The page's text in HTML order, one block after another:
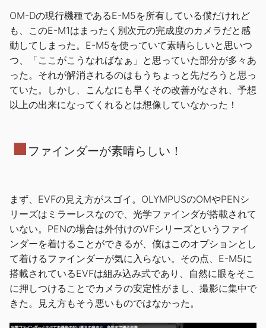
OM-Dの現行機種であるE-M5を所有している僕だけれど
も、このE-M1はまったく別次元の完成度のカメラだと感
動してしまった。E-M5を使っていて素晴らしいと思いつ
つ、「ここがこうなればなぁ」と思っていた部分が多々あ
った。それが解消されるのはもうちょっと先だろうと思っ
ていた。しかし、こんなにも早くその改善がなされ、予想
以上の出来になってくれるとは想像していなかった！
■ ファインダーが素晴らしい！
まず、EVFの見え方がスゴイ。OLYMPUSのOMやPENシ
リーズはミラーレスなので、光学ファインダが搭載されて
いない。PENの場合は外付けのVFシリーズというファイ
ンダーを着けることができるが、僕はこのオプションとし
て着けるファインダーが気に入らない。その点、E-M5に
搭載されているEVFは組み込み式であり、自然に眼をそこ
に押しつけることでカメラの安定性がまし、撮影に集中で
きた。見え方もそう悪いものではなかった。